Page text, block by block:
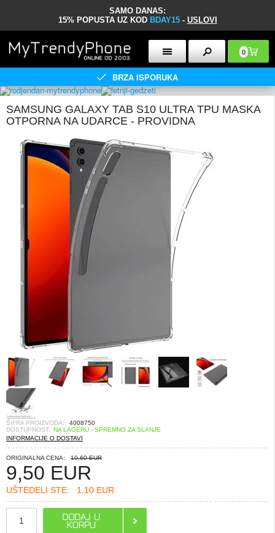
SAMO DANAS:
15% POPUSTA UZ KOD BDAY15 - USLOVI
0
BRZA ISPORUKA
SAMSUNG GALAXY TAB S10 ULTRA TPU MASKA
OTPORNA NA UDARCE - PROVIDNA
ŠIFRA PROIZVODA:: 4008750
DOSTUPNOST: NA LAGERU - SPREMNO ZA SLANJE
INFORMACIJE O DOSTAVI
ORIGINALNA CENA: 10,60 EUR
9,50 EUR
UŠTEDELI STE: 1,10 EUR